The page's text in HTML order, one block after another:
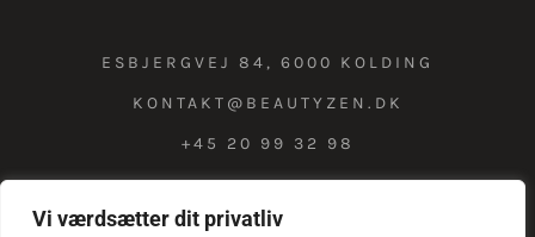
Vi værdsætter dit privatliv
ESBJERGVEJ 84, 6000 KOLDING
KONTAKT@BEAUTYZEN.DK
+45 20 99 32 98
COOKIE & PRIVATLIVSPOLITIK